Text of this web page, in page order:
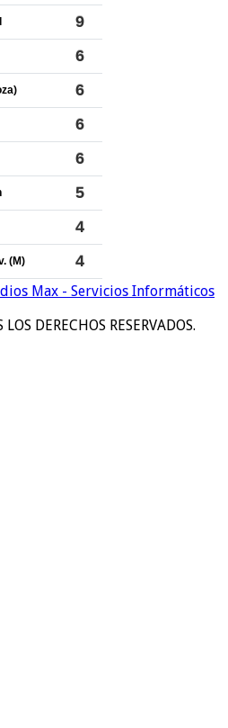
Max - Servicios Informáticos
DERECHOS RESERVADOS.